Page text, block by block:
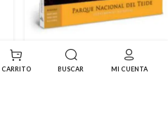
Parque Nacional del Teide,
CARRITO BUSCAR MI CUENTA